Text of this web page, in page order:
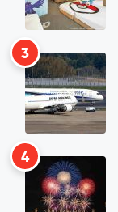
3
4